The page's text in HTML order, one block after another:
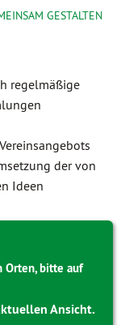
GESTALTEN
regelmäßige
der von
Ideen
Orten, bitte auf
Ansicht.